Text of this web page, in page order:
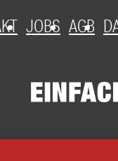
JOBS AGB